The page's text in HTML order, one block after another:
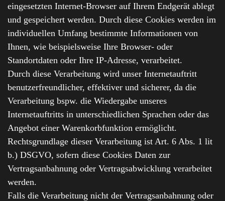
eingesetzten Internet-Browser auf Ihrem Endgerät ablegt
und gespeichert werden. Durch diese Cookies werden im
individuellen Umfang bestimmte Informationen von
Ihnen, wie beispielsweise Ihre Browser- oder
Standortdaten oder Ihre IP-Adresse, verarbeitet.
Durch diese Verarbeitung wird unser Internetauftritt
benutzerfreundlicher, effektiver und sicherer, da die
Verarbeitung bspw. die Wiedergabe unseres
Internetauftritts in unterschiedlichen Sprachen oder das
Angebot einer Warenkorbfunktion ermöglicht.
Rechtsgrundlage dieser Verarbeitung ist Art. 6 Abs. 1 lit
b.) DSGVO, sofern diese Cookies Daten zur
Vertragsanbahnung oder Vertragsabwicklung verarbeitet
werden.
Falls die Verarbeitung nicht der Vertragsanbahnung oder